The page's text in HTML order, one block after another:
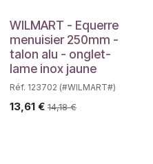
WILMART - Equerre
menuisier 250mm -
talon alu - onglet-
lame inox jaune
Réf. 123702 (#WILMART#)
13,61€ 14,18€